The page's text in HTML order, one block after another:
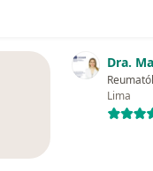
Dra.
Lima